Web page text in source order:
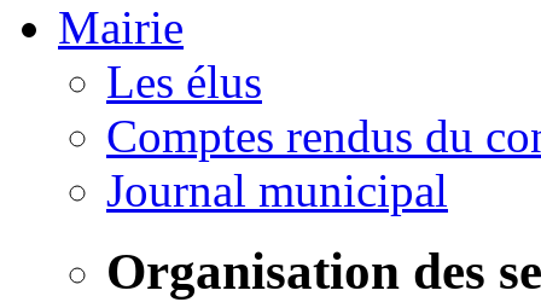
Mairie
Les élus
Comptes rendus du
Journal municipal
Organisation des